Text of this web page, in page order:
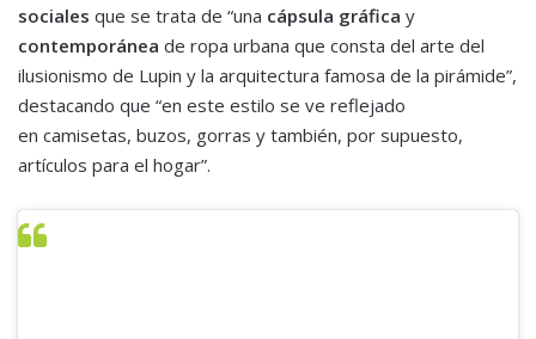
sociales que se trata de “una cápsula gráfica y
contemporánea de ropa urbana que consta del arte del
ilusionismo de Lupin y la arquitectura famosa de la pirámide”,
destacando que “en este estilo se ve reflejado
en camisetas, buzos, gorras y también, por supuesto,
artículos para el hogar”.